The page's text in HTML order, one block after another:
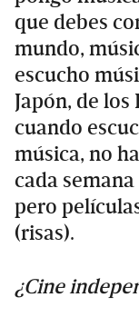
que debes
mundo,
escucho
Japón, de los
cuando
música, no
cada
pero
(risas).
¿Cine